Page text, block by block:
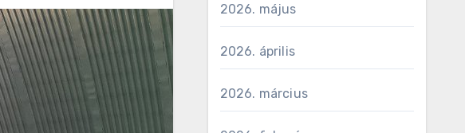
2026. május
2026. április
2026. március